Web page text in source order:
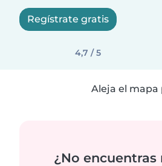
Regístrate gratis
4,7 / 5
Aleja el mapa
¿No encuentras